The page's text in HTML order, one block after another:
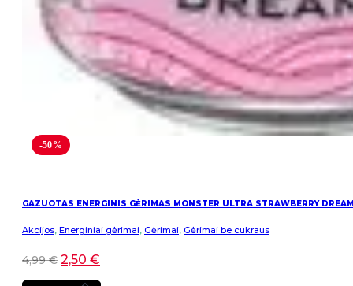
-50%
GAZUOTAS ENERGINIS GĖRIMAS MONSTER ULTRA STRAWBERRY
Akcijos, Energiniai gėrimai, Gėrimai, Gėrimai be cukraus
4,99€ 2,50 €